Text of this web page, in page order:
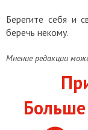
Берегите себя и
беречь некому.
Мнение редакции
Больше